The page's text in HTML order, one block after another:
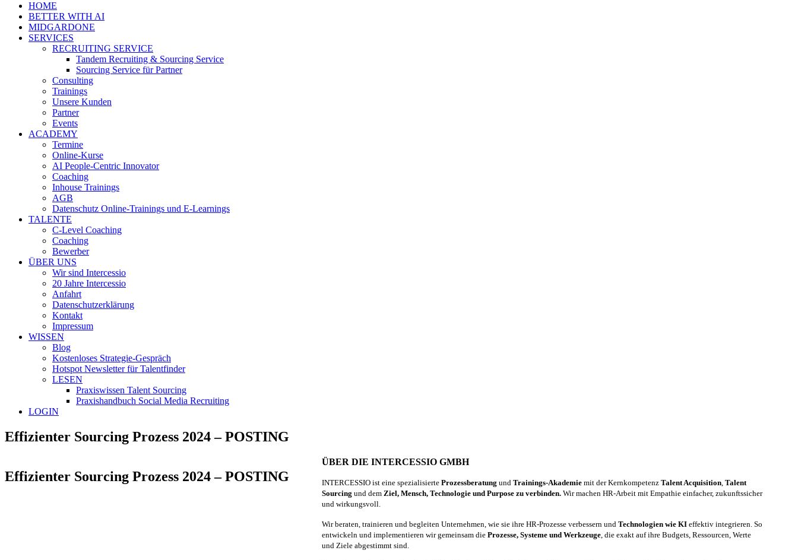
HOME
BETTER WITH AI
MIDGARDONE
SERVICES
RECRUITING SERVICE
Tandem Recruiting & Sourcing Service
Sourcing Service für Partner
Consulting
Trainings
Unsere Kunden
Partner
Events
ACADEMY
Termine
Online-Kurse
AI People-Centric Innovator
Coaching
Inhouse Trainings
AGB
Datenschutz Online-Trainings und E-Learnings
TALENTE
C-Level Coaching
Coaching
Bewerber
ÜBER UNS
Wir sind Intercessio
20 Jahre Intercessio
Anfahrt
Datenschutzerklärung
Kontakt
Impressum
WISSEN
Blog
Kostenloses Strategie-Gespräch
Hotspot Newsletter für Talentfinder
LESEN
Praxiswissen Talent Sourcing
Praxishandbuch Social Media Recruiting
LOGIN
Effizienter Sourcing Prozess 2024 – POSTING
Effizienter Sourcing Prozess 2024 – POSTING
ÜBER DIE INTERCESSIO GMBH
INTERCESSIO ist eine spezialisierte Prozessberatung und Trainings-Akademie mit der Kernkompetenz Talent Acquisition Talent
Sourcing und dem Ziel, Mensch, Technologie und Purpose zu verbinden. Wir machen HR-Arbeit mit Empathie einfacher, zukunftssicher
und wirkungsvoll.
Wir beraten, trainieren und begleiten Unternehmen, wie sie ihre HR-Prozesse verbessern und Technologien wie KI effektiv integrieren. So
entwickeln und implementieren wir gemeinsam die Prozesse, Systeme und Werkzeuge , die exakt auf ihre Budgets, Ressourcen, Werte
und Ziele abgestimmt sind.